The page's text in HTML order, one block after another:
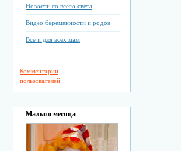
Новости со всего света
Видео беременности и родов
Все и для всех мам
Комментарии
пользователей
Малыш месяца